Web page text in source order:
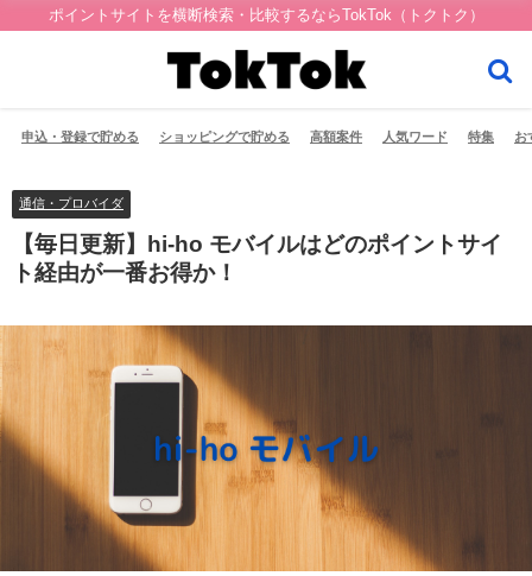
ポイントサイトを横断検索・比較するならTokTok（トクトク）
申込・登録で貯める ショッピングで貯める 高額案件 人気ワード 特集 お
通信・プロバイダ
【毎日更新】hi-ho モバイルはどのポイントサイ
ト経由が一番お得か！